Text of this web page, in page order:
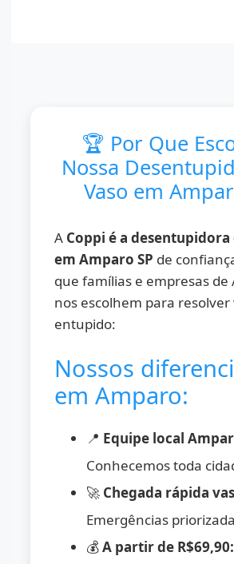
🏆 Por Que
Nossa
Vaso em
A Coppi é a desentupidora
em Amparo SP de
que famílias e empresas de
nos escolhem para resolver
entupido:
Nossos
em Amparo:
📍 Equipe local
Conhecemos toda
🚀 Chegada rápida
Emergências
💰A partir de R$69,90: